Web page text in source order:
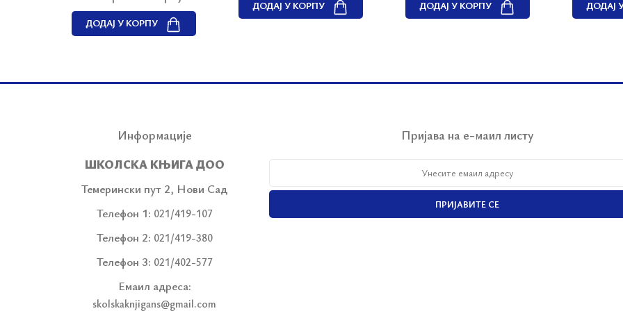
ДОДАЈ У КОРПУ
ДОДАЈ У КОРПУ ДОДАЈ У КОРПУ ДОДАЈ
Информације
ШКОЛСКА КЊИГА ДОО
Темерински пут 2, Нови Сад
Телефон 1: 021/419-107
Телефон 2: 021/419-380
Телефон 3: 021/402-577
Емаил адреса:
skolskaknjigans@gmail.com
Пријава на е-маил листу
ПРИЈАВИТЕ СЕ